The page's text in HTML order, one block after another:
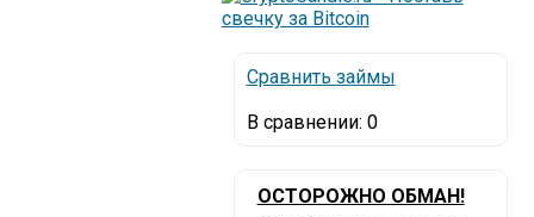
Сравнить займы
В сравнении: 0
ОСТОРОЖНО ОБМАН!